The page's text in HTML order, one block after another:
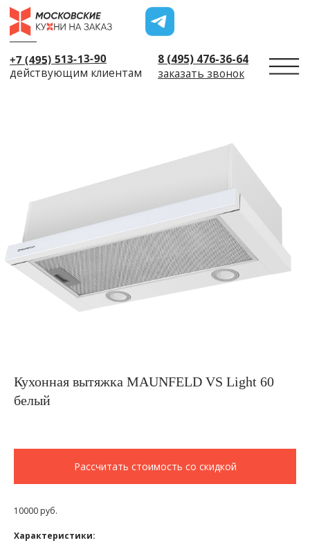
+7 (495) 513-13-90
заказать звонок
действующим клиентам
← Назад
Кухонная вытяжка MAUNFELD VS Light 60
белый
Рассчитать стоимость со скидкой
10000 руб.
Характеристики: